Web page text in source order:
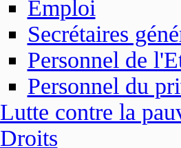
Emploi
Secrétaires
Personnel de
Personnel du
Lutte contre la
Droits